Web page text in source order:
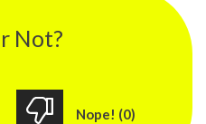
Not?
Nope! (0)